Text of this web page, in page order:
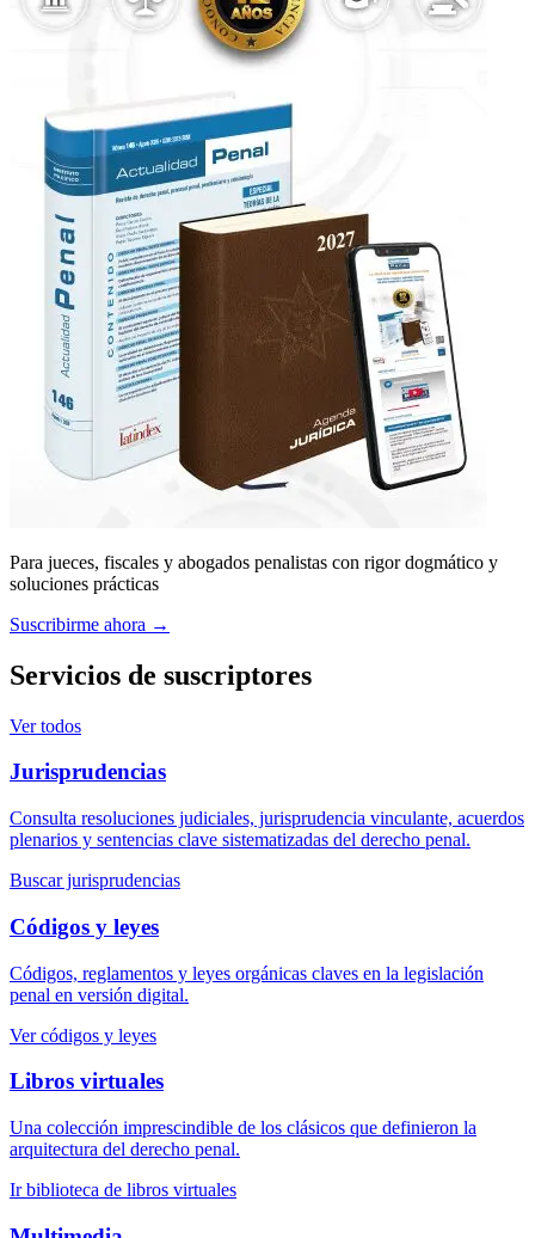
Para jueces, fiscales y abogados penalistas con rigor dogmático y
soluciones prácticas
Suscribirme ahora →
Servicios de suscriptores
Ver todos
Jurisprudencias
Consulta resoluciones judiciales, jurisprudencia vinculante, acuerdos
plenarios y sentencias clave sistematizadas del derecho penal.
Buscar jurisprudencias
Códigos y leyes
Códigos, reglamentos y leyes orgánicas claves en la legislación
penal en versión digital.
Ver códigos y leyes
Libros virtuales
Una colección imprescindible de los clásicos que definieron la
arquitectura del derecho penal.
Ir biblioteca de libros virtuales